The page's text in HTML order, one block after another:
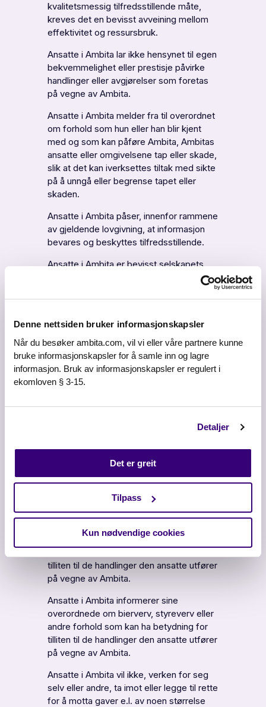
Denne nettsiden bruker informasjonskapsler
Når du besøker ambita.com, vil vi eller våre partnere kunne
bruke informasjonskapsler for å samle inn og lagre
informasjon. Bruk av informasjonskapsler er regulert i
ekomloven § 3-15.
Detaljer
Det er greit
Tilpass
Kun nødvendige cookies
kvalitetsmessig tilfredsstillende måte,
kreves det en bevisst avveining mellom
effektivitet og ressursbruk.
Ansatte i Ambita lar ikke hensynet til egen
bekvemmelighet eller prestisje påvirke
handlinger eller avgjørelser som foretas
på vegne av Ambita.
Ansatte i Ambita melder fra til overordnet
om forhold som hun eller han blir kjent
med og som kan påføre Ambita, Ambitas
ansatte eller omgivelsene tap eller skade,
slik at det kan iverksettes tiltak med sikte
på å unngå eller begrense tapet eller
skaden.
Ansatte i Ambita påser, innenfor rammene
av gjeldende lovgivning, at informasjon
bevares og beskyttes tilfredsstillende.
Ansatte i Ambita er bevisst selskapets
bedriftsøkonomiske rammer, og bevarer
forhold som er andre uvedkommende.
Åpenhet
Ansatte i Ambita gir korrekte og
tilstrekkelige opplysninger til offentlige
myndigheter samt til andre
informasjonssøkende som har et
kritisk om Ambitas virksomhet, herunder
forhold i Ambita. Før varsling skjer, bør
forholdet være forsøkt tatt opp internt.
Ansatte i Ambita kan ikke inneha bierverv,
uforenlig med Ambitas legitime
tilliten til de handlinger den ansatte utfører
på vegne av Ambita.
Ansatte i Ambita informerer sine
overordnede om bierverv, styreverv eller
andre forhold som kan ha betydning for
tilliten til de handlinger den ansatte utfører
på vegne av Ambita.
Ansatte i Ambita vil ikke, verken for seg
selv eller andre, ta imot eller legge til rette
for å motta gaver e.l. av noen størrelse